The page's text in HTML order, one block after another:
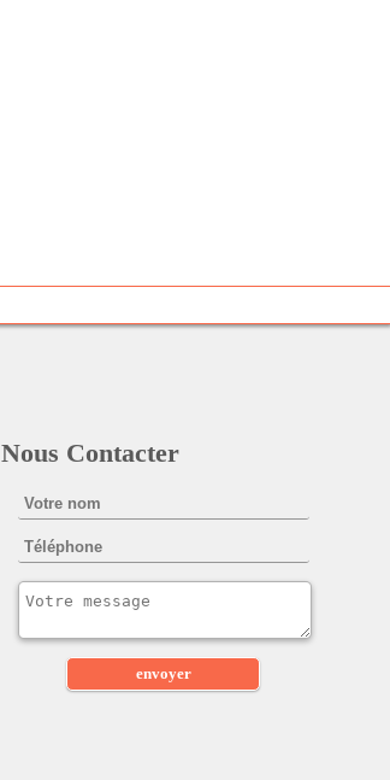
Nous Contacter